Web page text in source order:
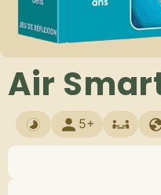
Air
5+